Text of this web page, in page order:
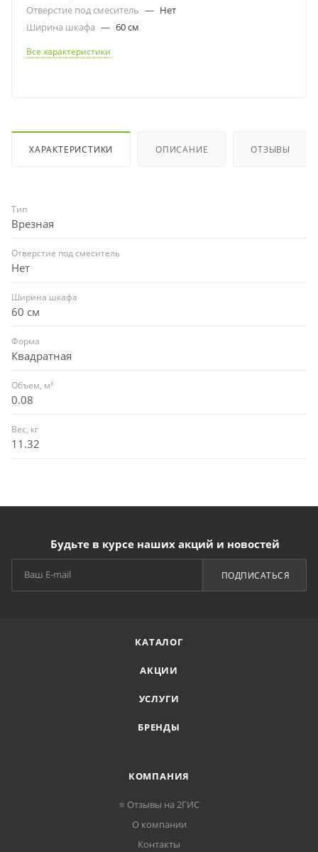
Отверстие под смеситель — Нет
Ширина шкафа — 60 см
Все характеристики
ХАРАКТЕРИСТИКИ ОПИСАНИЕ ОТЗЫВЫ
Тип
Врезная
Отверстие под смеситель
Нет
Ширина шкафа
60 см
Форма
Квадратная
Объем, м³
0.08
Вес, кг
11.32
Будьте в курсе наших акций и новостей
ПОДПИСАТЬСЯ
КАТАЛОГ
АКЦИИ
УСЛУГИ
БРЕНДЫ
КОМПАНИЯ
⭐ Отзывы на 2ГИС
О компании
Контакты